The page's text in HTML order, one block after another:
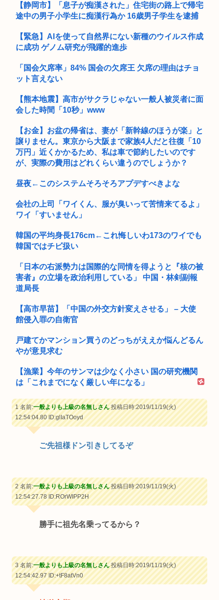
【静岡市】「息子が痴漢された」住宅街の路上で帰宅
途中の男子小学生に痴漢行為か 16歳男子学生を逮捕
【緊急】AIを使って自然界にない新種のウイルス作成
に成功 ゲノム研究が飛躍的進歩
「国会欠席率」84% 国会の欠席王 欠席の理由はチョ
ット言えない
【熊本地震】高市がサクラじゃない一般人被災者に面
会した時間「10秒」www
【お金】お盆の帰省は、妻が「新幹線のほうが楽」と
譲りません。東京から大阪まで家族4人だと往復「10
万円」近くかかるため、私は車で節約したいのです
が、実際の費用はどれくらい違うのでしょうか？
昼夜←このシステムそろそろアプデすべきよな
会社の上司「ワイくん、服が臭いって苦情来てるよ」
ワイ「すいません」
韓国の平均身長176cm←これ悔しいわ173のワイでも
韓国ではチビ扱い
「日本の右派勢力は国際的な同情を得ようと『核の被
害者』の立場を政治利用している」 中国・林剣副報
道局長
【高市早苗】「中国の外交方針変えさせる」 – 大使
館侵入罪の自衛官
戸建てかマンション買うのどっちがええか悩んどるん
やが意見求む
【漁業】今年のサンマは少なく小さい 国の研究機関
は「これまでになく厳しい年になる」
1 名前:一般よりも上級の名無しさん投稿日時:2019/11/19(火)
12:54:04.80ID:glIaTOoyd
ご先祖様ドン引きしてるぞ
2 名前:一般よりも上級の名無しさん投稿日時:2019/11/19(火)
12:54:27.78ID:ROrWIPP2H
勝手に祖先名乗ってるから？
3 名前:一般よりも上級の名無しさん投稿日時:2019/11/19(火)
12:54:42.97ID:+tF8atVn0